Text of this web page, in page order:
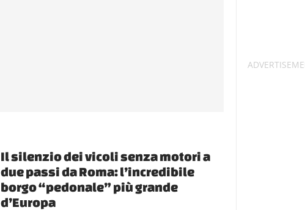
Il silenzio dei vicoli senza motori a
due passi da Roma: l’incredibile
borgo “pedonale” più grande
d’Europa